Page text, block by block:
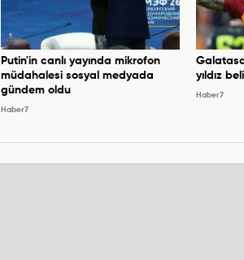
Putin'in canlı yayında mikrofon
müdahalesi sosyal medyada
gündem oldu
Haber7
yıldız
Haber7